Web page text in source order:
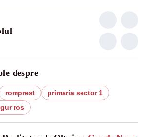
despre
romprest
primaria sector 1
ros